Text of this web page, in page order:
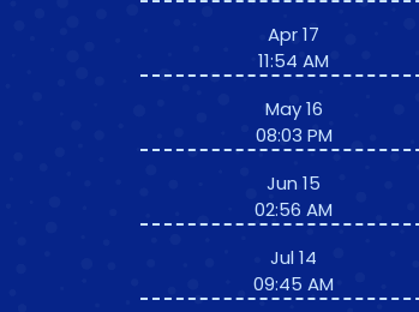
Apr 17
11:54 AM
May 16
08:03 PM
Jun 15
02:56 AM
Jul 14
09:45 AM